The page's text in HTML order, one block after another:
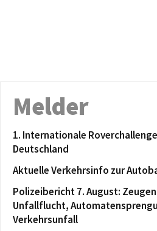
Melder
1. Internationale
Deutschland
Aktuelle Verkehrsinfo zur
Polizeibericht 7. August:
Unfallflucht,
Verkehrsunfall